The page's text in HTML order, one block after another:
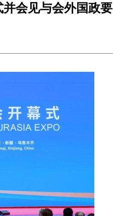
会见与会外国政要